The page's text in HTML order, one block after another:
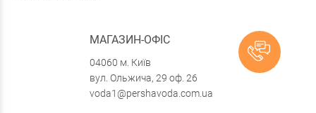
МАГАЗИН-ОФІС
04060 м. Київ
вул. Ольжича, 29 оф. 26
voda1@pershavoda.com.ua